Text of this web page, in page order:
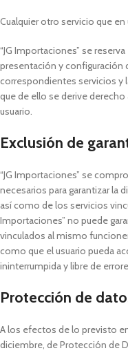
Cualquier otro servicio que
“JG Importaciones” se
presentación y configuración
correspondientes servicios y
que de ello se derive
usuario.
Exclusión de
“JG Importaciones” se
necesarios para garantizar la
así como de los servicios
Importaciones” no puede
vinculados al mismo
como que el usuario pueda
ininterrumpida y libre de
Protección de
A los efectos de lo previsto en
diciembre, de Protección de